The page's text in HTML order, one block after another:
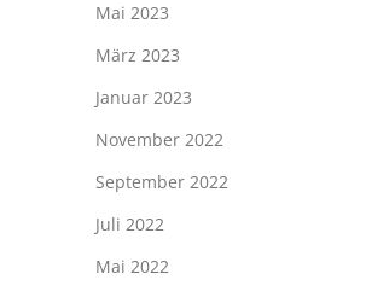
Mai 2023
März 2023
Januar 2023
November 2022
September 2022
Juli 2022
Mai 2022